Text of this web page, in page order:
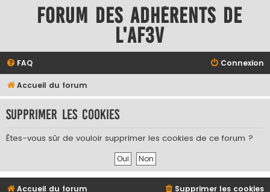
Forum des adhérents de
l'AF3V
FAQ Connexion
Accueil du forum
Supprimer les cookies
Êtes-vous sûr de vouloir supprimer les cookies de ce forum ?
Accueil du forum Supprimer les cookies